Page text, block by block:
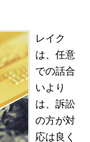
レイク
は、任意
での話合
いより
は、訴訟
の方が対
応は良く